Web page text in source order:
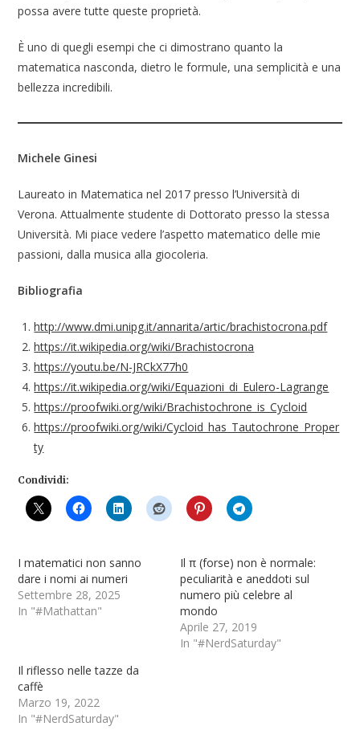
possa avere tutte queste proprietà.
È uno di quegli esempi che ci dimostrano quanto la
matematica nasconda, dietro le formule, una semplicità e una
bellezza incredibili.
Michele Ginesi
Laureato in Matematica nel 2017 presso l’Università di
Verona. Attualmente studente di Dottorato presso la stessa
Università. Mi piace vedere l’aspetto matematico delle mie
passioni, dalla musica alla giocoleria.
Bibliografia
http://www.dmi.unipg.it/annarita/artic/brachistocrona.pdf
https://it.wikipedia.org/wiki/Brachistocrona
https://youtu.be/N-JRCkX77h0
https://it.wikipedia.org/wiki/Equazioni_di_Eulero-Lagrange
https://proofwiki.org/wiki/Brachistochrone_is_Cycloid
https://proofwiki.org/wiki/Cycloid_has_Tautochrone_Proper
ty
Condividi:
I matematici non sanno
dare i nomi ai numeri
Settembre 28, 2025
In "#Mathattan"
Il π (forse) non è normale:
peculiarità e aneddoti sul
numero più celebre al
mondo
Aprile 27, 2019
In "#NerdSaturday"
Il riflesso nelle tazze da
caffè
Marzo 19, 2022
In "#NerdSaturday"